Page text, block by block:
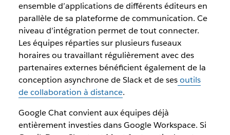
ensemble d’applications de différents éditeurs en
parallèle de sa plateforme de communication. Ce
niveau d’intégration permet de tout connecter.
Les équipes réparties sur plusieurs fuseaux
horaires ou travaillant régulièrement avec des
partenaires externes bénéficient également de la
conception asynchrone de Slack et de sesoutils
de collaboration à distance.
Google Chat convient aux équipes déjà
entièrement investies dans Google Workspace. Si